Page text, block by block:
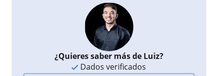
¿Quieres saber más de Luiz?
Dados verificados